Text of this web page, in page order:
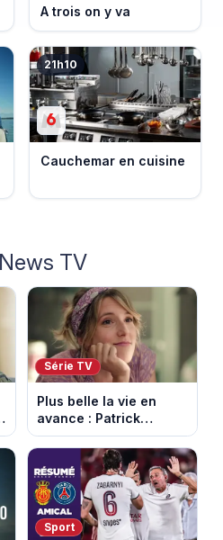
A trois on y va
21h10
Cauchemar en cuisine
TV
Série TV
Plus belle la vie en
avance : Patrick
victime d’un malaise.
Episode du 7 août
2026 (spoiler)
Sport